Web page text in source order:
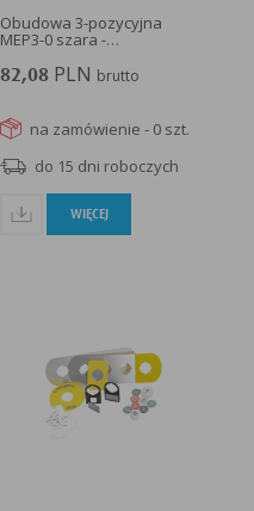
Obudowa 3-pozycyjna
MEP3-0 szara -
82,08 PLN brutto
na zamówienie - 0 szt.
do 15 dni roboczych
WIĘCEJ